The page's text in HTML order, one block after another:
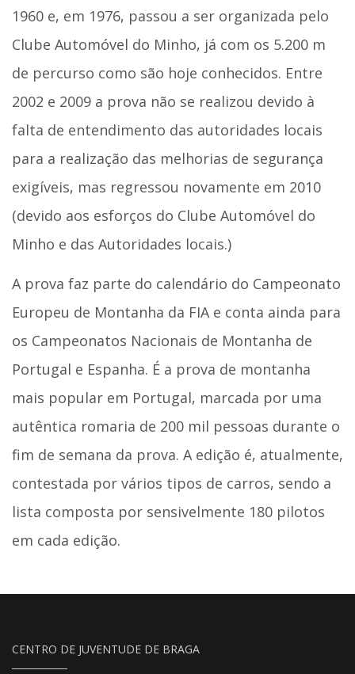
1960 e, em 1976, passou a ser organizada pelo
Clube Automóvel do Minho, já com os 5.200 m
de percurso como são hoje conhecidos. Entre
2002 e 2009 a prova não se realizou devido à
falta de entendimento das autoridades locais
para a realização das melhorias de segurança
exigíveis, mas regressou novamente em 2010
(devido aos esforços do Clube Automóvel do
Minho e das Autoridades locais.)
A prova faz parte do calendário do Campeonato
Europeu de Montanha da FIA e conta ainda para
os Campeonatos Nacionais de Montanha de
Portugal e Espanha. É a prova de montanha
mais popular em Portugal, marcada por uma
autêntica romaria de 200 mil pessoas durante o
fim de semana da prova. A edição é, atualmente,
contestada por vários tipos de carros, sendo a
lista composta por sensivelmente 180 pilotos
em cada edição.
CENTRO DE JUVENTUDE DE BRAGA